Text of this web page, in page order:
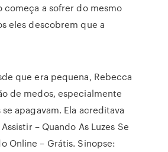
começa a sofrer do mesmo
eles descobrem que a
que era pequena, Rebecca
de medos, especialmente
apagavam. Ela acreditava
– Quando As Luzes Se
Online – Grátis. Sinopse: